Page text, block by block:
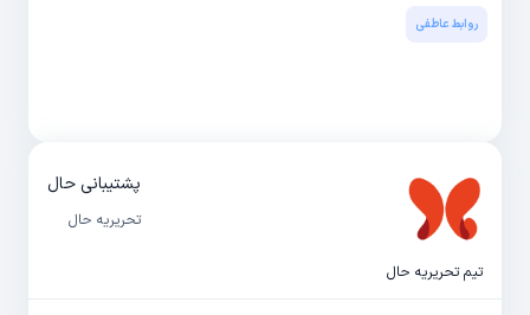
روابط عاطفی
پشتیبانی حال
تحریریه حال
تیم تحریریه حال